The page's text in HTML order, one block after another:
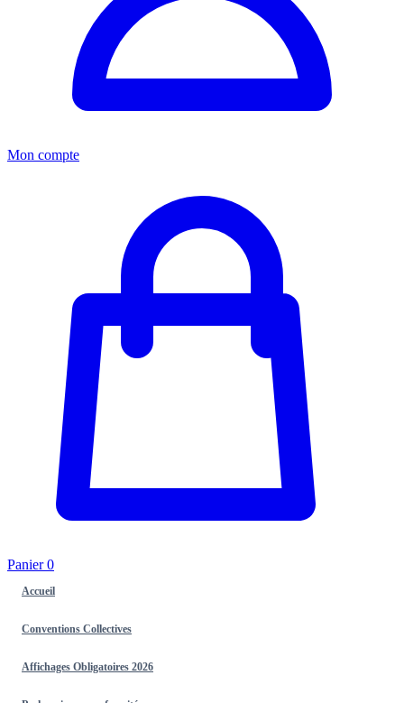
Mon compte
Panier0
Accueil
Conventions Collectives
Affichages Obligatoires 2026